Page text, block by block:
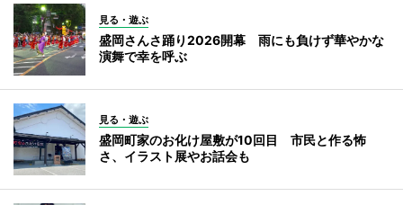
見る・遊ぶ
盛岡さんさ踊り2026開幕 雨にも負けず華やかな
演舞で幸を呼ぶ
見る・遊ぶ
盛岡町家のお化け屋敷が10回目 市民と作る怖
さ、イラスト展やお話会も